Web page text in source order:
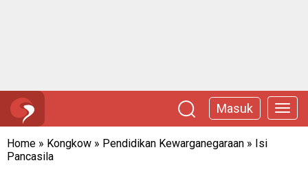
Masuk
Home » Kongkow » Pendidikan Kewarganegaraan » Isi
Pancasila